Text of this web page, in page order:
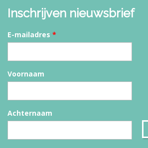
Inschrijven nieuwsbrief
E-mailadres *
Voornaam
Achternaam